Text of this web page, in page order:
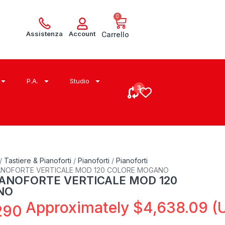
Assistenza Account
0
Carrello
P.A. Studio
/ Tastiere & Pianoforti / Pianoforti / Pianoforti
VERTICALE MOD 120 COLORE MOGANO
VERTICALE MOD 120
Approximately $4,638.09